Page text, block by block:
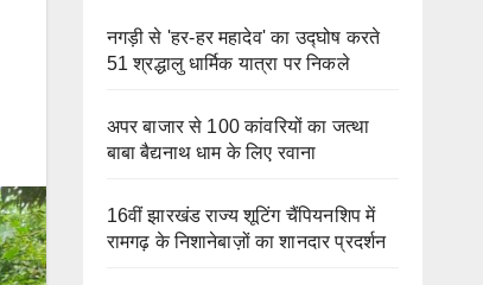
नगड़ी से 'हर-हर महादेव' का उद्घोष करते
51 श्रद्धालु धार्मिक यात्रा पर निकले
अपर बाजार से 100 कांवरियों का जत्था
बाबा बैद्यनाथ धाम के लिए रवाना
16वीं झारखंड राज्य शूटिंग चैंपियनशिप में
रामगढ़ के निशानेबाज़ों का शानदार प्रदर्शन